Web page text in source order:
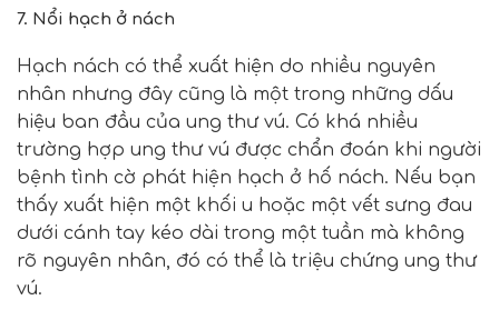
7. Nổi hạch ở nách
Hạch nách có thể xuất hiện do nhiều nguyên
nhân nhưng đây cũng là một trong những dấu
hiệu ban đầu của ung thư vú. Có khá nhiều
trường hợp ung thư vú được chẩn đoán khi người
bệnh tình cờ phát hiện hạch ở hố nách. Nếu bạn
thấy xuất hiện một khối u hoặc một vết sưng đau
dưới cánh tay kéo dài trong một tuần mà không
rõ nguyên nhân, đó có thể là triệu chứng ung thư
vú.